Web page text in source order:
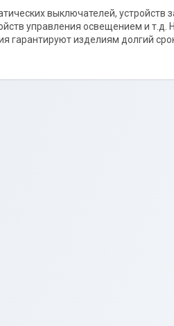
выключателей, устройств
управления освещением и т.д.
гарантируют изделиям долгий